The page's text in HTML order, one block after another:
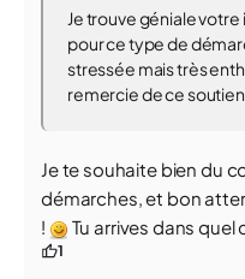
Je trouve géniale
pour ce type de
stressée mais très
remercie de ce
Je te souhaite bien du
démarches, et bon
!
Tu arrives dans quel
1